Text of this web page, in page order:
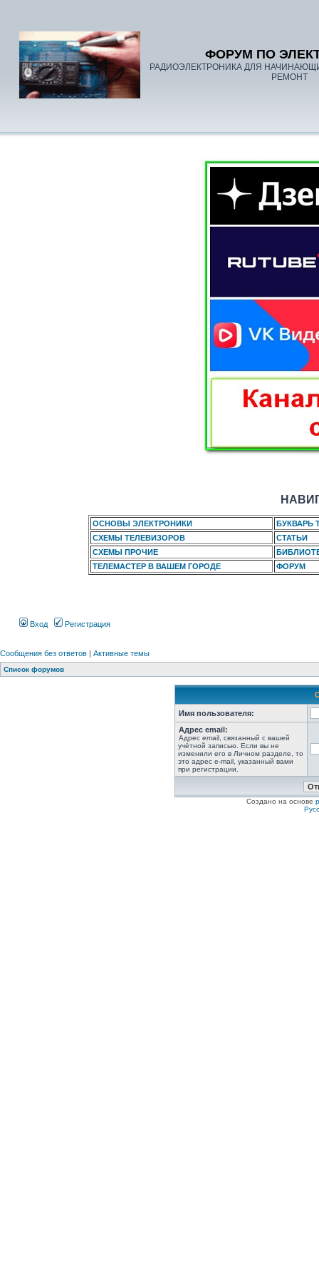
ФОРУМ ПО
РАДИОЭЛЕКТРОНИКА ДЛЯ
РЕМОНТ
ОСНОВЫ ЭЛЕКТРОНИКИ
БУКВАРЬ
СХЕМЫ ТЕЛЕВИЗОРОВ
СТАТЬИ
СХЕМЫ ПРОЧИЕ
ТЕЛЕМАСТЕР В ВАШЕМ ГОРОДЕ
ФОРУМ
Вход Регистрация
Сообщения без ответов | Активные темы
Список форумов
Имя пользователя:
Адрес email:
Адрес email, связанный с вашей
учётной записью. Если вы не
изменили его в Личном разделе, то
это адрес e-mail, указанный вами
при регистрации.
Создано на основе